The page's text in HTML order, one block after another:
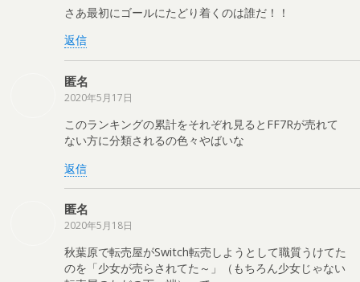
さあ最初にゴールにたどり着くのは誰だ！！
返信
匿名
2020年5月17日
このランキングの累計をそれぞれ見るとFF7Rが売れて
ない方に分類されるの色々やばいな
返信
匿名
2020年5月18日
秋葉原で転売屋がSwitch転売しようとして職質うけてた
のを「少女が売らされてた～」（もちろん少女じゃない